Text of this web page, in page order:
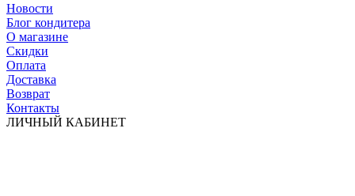
Новости
Блог кондитера
О магазине
Скидки
Оплата
Доставка
Возврат
Контакты
ЛИЧНЫЙ КАБИНЕТ